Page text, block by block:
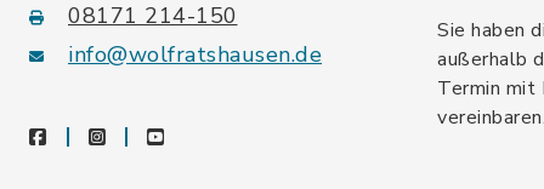
08171 214-150
info@wolfratshausen.de
facebookinstagramyoutube
Sie haben
außerhalb
Termin mit